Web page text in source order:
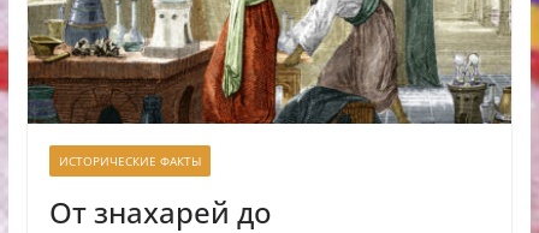
ИСТОРИЧЕСКИЕ ФАКТЫ
От знахарей до